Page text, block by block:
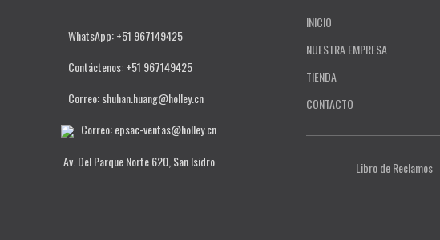
WhatsApp: +51 967149425
Contáctenos: +51 967149425
Correo: shuhan.huang@holley.cn
Correo: epsac-ventas@holley.cn
Av. Del Parque Norte 620, San Isidro
INICIO
NUESTRA EMPRESA
TIENDA
CONTACTO
Libro de Reclamos